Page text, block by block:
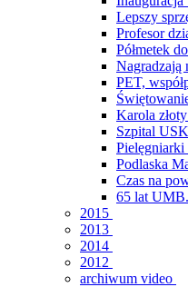
Lepszy
Profesor
Półmetek
Nagradzają
PET,
Karola
Szpital
Podlaska
Czas na
65 lat
2015
2013
2014
2012
archiwum video